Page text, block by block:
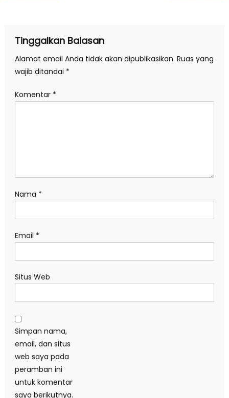
Tinggalkan Balasan
Alamat email Anda tidak akan dipublikasikan. Ruas yang
wajib ditandai *
Komentar *
Nama *
Email *
Situs Web
Simpan nama,
email, dan situs
web saya pada
peramban ini
untuk komentar
saya berikutnya.